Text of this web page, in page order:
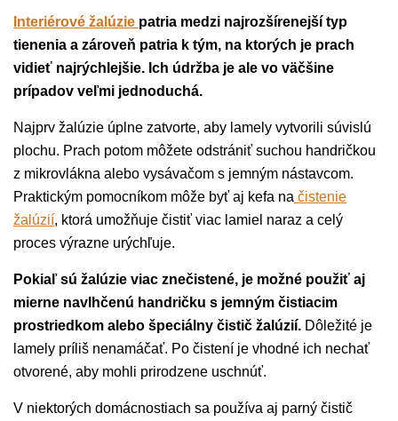
Interiérové žalúzie patria medzi najrozšírenejší typ
tienenia a zároveň patria k tým, na ktorých je prach
vidieť najrýchlejšie. Ich údržba je ale vo väčšine
prípadov veľmi jednoduchá.
Najprv žalúzie úplne zatvorte, aby lamely vytvorili súvislú
plochu. Prach potom môžete odstrániť suchou handričkou
z mikrovlákna alebo vysávačom s jemným nástavcom.
Praktickým pomocníkom môže byť aj kefa na čistenie
žalúzií, ktorá umožňuje čistiť viac lamiel naraz a celý
proces výrazne urýchľuje.
Pokiaľ sú žalúzie viac znečistené, je možné použiť aj
mierne navlhčenú handričku s jemným čistiacim
prostriedkom alebo špeciálny čistič žalúzií. Dôležité je
lamely príliš nenamáčať. Po čistení je vhodné ich nechať
otvorené, aby mohli prirodzene uschnúť.
V niektorých domácnostiach sa používa aj parný čistič